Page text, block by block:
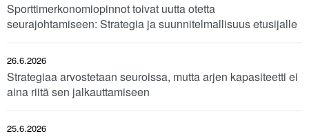
Sporttimerkonomiopinnot toivat uutta otetta
seurajohtamiseen: Strategia ja suunnitelmallisuus etusijalle
26.6.2026
Strategiaa arvostetaan seuroissa, mutta arjen kapasiteetti ei
aina riitä sen jalkauttamiseen
25.6.2026